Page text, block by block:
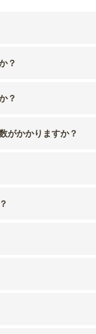
？
？
がかかりますか？